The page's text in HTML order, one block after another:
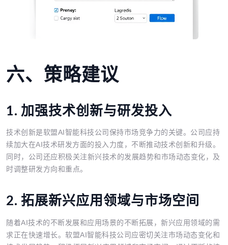
六、策略建议
1. 加强技术创新与研发投入
技术创新是软盟AI智能科技公司保持市场竞争力的关键。公司应持
续加大在AI技术研发方面的投入力度，不断推动技术创新和升级。
同时，公司还应积极关注新兴技术的发展趋势和市场动态变化，及
时调整研发方向和重点。
2. 拓展新兴应用领域与市场空间
随着AI技术的不断发展和应用场景的不断拓展，新兴应用领域的需
求正在快速增长。软盟AI智能科技公司应密切关注市场动态变化和